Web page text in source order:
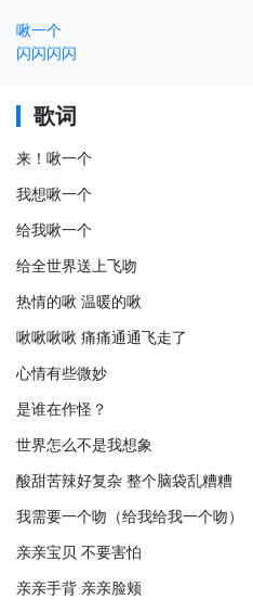
啾一个
闪闪闪闪
歌词
来！啾一个
我想啾一个
给我啾一个
给全世界送上飞吻
热情的啾 温暖的啾
啾啾啾啾 痛痛通通飞走了
心情有些微妙
是谁在作怪？
世界怎么不是我想象
酸甜苦辣好复杂 整个脑袋乱糟糟
我需要一个吻（给我给我一个吻）
亲亲宝贝 不要害怕
亲亲手背 亲亲脸颊